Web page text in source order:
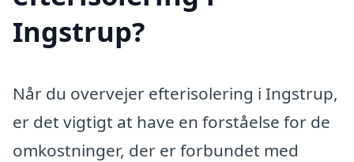
Ingstrup?
Når du overvejer efterisolering i Ingstrup,
er det vigtigt at have en forståelse for de
omkostninger, der er forbundet med